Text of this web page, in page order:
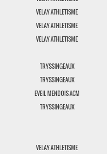
VELAY ATHLETISME
VELAY ATHLETISME
VELAY ATHLETISME
TRYSSINGEAUX
TRYSSINGEAUX
EVEIL MENDOIS ACM
TRYSSINGEAUX
VELAY ATHLETISME